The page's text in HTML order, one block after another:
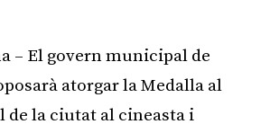
– El govern municipal de
atorgar la Medalla al
la ciutat al cineasta i